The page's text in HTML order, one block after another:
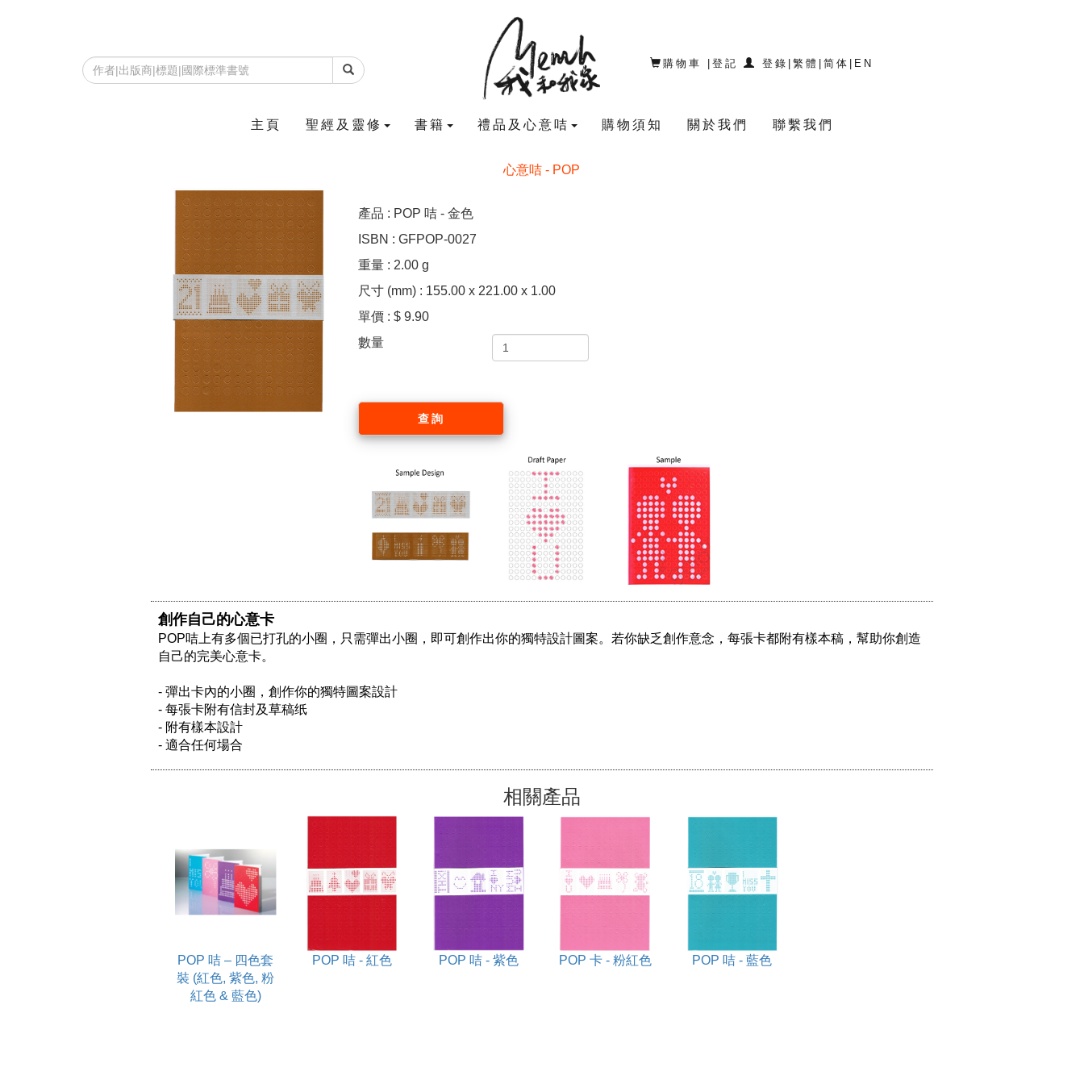
主頁 聖經及靈修 書籍 禮品及心意咭 購物須知 關於我們 聯繫我們
購物車 |登記 登錄 |繁體 |简体 EN
心意咭 - POP
產品 : POP 咭 - 金色
ISBN : GFPOP-0027
重量 : 2.00 g
尺寸 (mm) : 155.00 x 221.00 x 1.00
單價 : $ 9.90
數量
查詢
創作自己的心意卡
POP咭上有多個已打孔的小圈，只需彈出小圈，即可創作出你的獨特設計圖案。若你缺乏創作意念，每張卡都附有樣本稿，幫助你創造
自己的完美心意卡。
- 彈出卡內的小圈，創作你的獨特圖案設計
- 每張卡附有信封及草稿纸
- 附有樣本設計
相關產品
POP 咭 – 四色套
裝 (紅色, 紫色, 粉
紅色 & 藍色)
POP 咭 - 紅色 POP 咭 - 紫色 POP 卡 - 粉紅色 POP 咭 - 藍色